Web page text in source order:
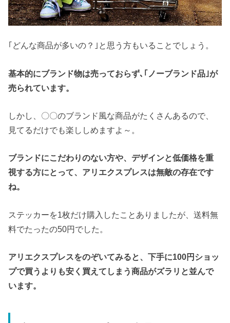
｢どんな商品が多いの？｣と思う方もいることでしょう。
基本的にブランド物は売っておらず､｢ノーブランド品｣が
売られています。
しかし、〇〇のブランド風な商品がたくさんあるので、
見てるだけでも楽ししめますよ～。
ブランドにこだわりのない方や、デザインと低価格を重
視する方にとって、アリエクスプレスは無敵の存在です
ね。
ステッカーを1枚だけ購入したことありましたが、送料無
料でたったの50円でした。
アリエクスプレスをのぞいてみると、下手に100円ショッ
プで買うよりも安く買えてしまう商品がズラリと並んで
います。